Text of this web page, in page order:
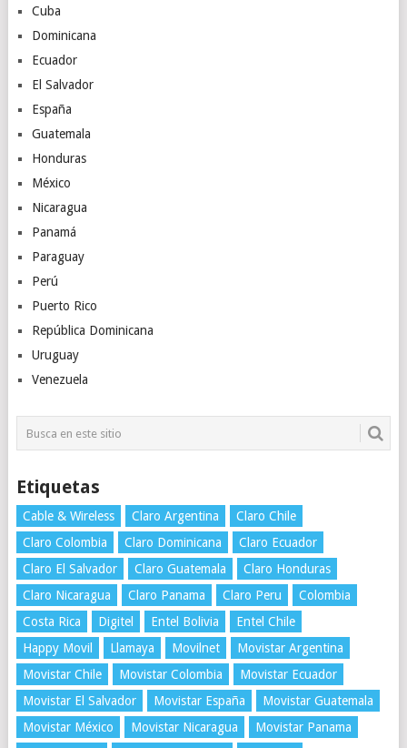
Cuba
Dominicana
Ecuador
El Salvador
España
Guatemala
Honduras
México
Nicaragua
Panamá
Paraguay
Perú
Puerto Rico
República Dominicana
Uruguay
Venezuela
Etiquetas
Cable & Wireless Claro Argentina
Claro Chile
Claro Colombia
Claro Dominicana
Claro Ecuador
Claro El Salvador
Claro Guatemala
Claro Honduras
Claro Nicaragua
Claro Panama Claro Peru
Colombia
Costa Rica
Digitel Entel Bolivia
Entel Chile
Happy Movil
Llamaya Movilnet
Movistar Argentina
Movistar Chile
Movistar Colombia
Movistar Ecuador
Movistar El Salvador
Movistar España
Movistar Guatemala
Movistar México
Movistar Nicaragua
Movistar Panama